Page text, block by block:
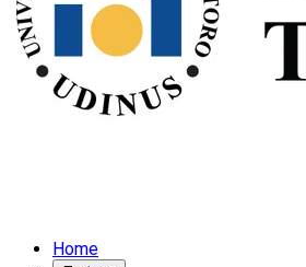
Home